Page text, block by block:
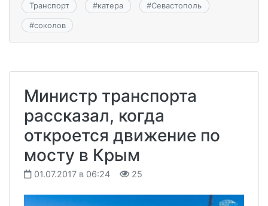
Транспорт #катера #Севастополь
#соколов
Министр транспорта
рассказал, когда
откроется движение по
мосту в Крым
01.07.2017 в 06:24 25